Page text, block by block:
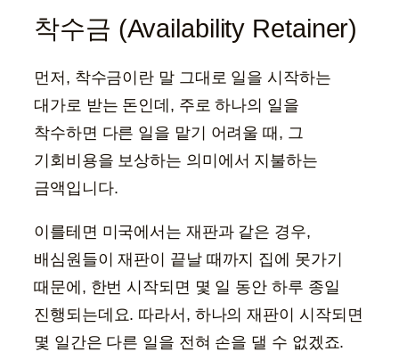
착수금 (Availability Retainer)
먼저, 착수금이란 말 그대로 일을 시작하는
대가로 받는 돈인데, 주로 하나의 일을
착수하면 다른 일을 맡기 어려울 때, 그
기회비용을 보상하는 의미에서 지불하는
금액입니다.
이를테면 미국에서는 재판과 같은 경우,
배심원들이 재판이 끝날 때까지 집에 못가기
때문에, 한번 시작되면 몇 일 동안 하루 종일
진행되는데요. 따라서, 하나의 재판이 시작되면
몇 일간은 다른 일을 전혀 손을 댈 수 없겠죠.